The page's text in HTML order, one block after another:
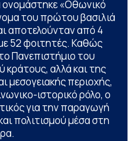
ονομάστηκε «Οθωνικό
του πρώτου βασιλιά
αποτελούνταν από 4
52 φοιτητές. Καθώς
Πανεπιστήμιο του
κράτους, αλλά και της
μεσογειακής περιοχής,
ιστορικό ρόλο, ο
για την παραγωγή
πολιτισμού μέσα στη